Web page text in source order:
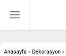
Anasayfa » Dekorasyon »